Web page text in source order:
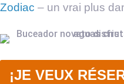
Zodiac – un vrai plus
¡JE VEUX